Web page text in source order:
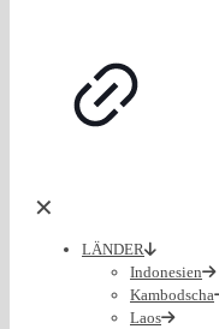
✕
LÄNDER
Indonesien
Kambodscha
Laos